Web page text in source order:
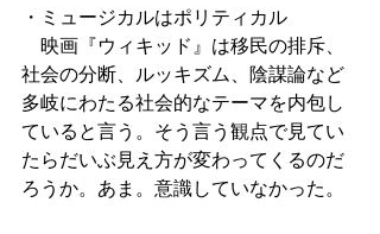
・ミュージカルはポリティカル
映画『ウィキッド』は移民の排斥、
社会の分断、ルッキズム、陰謀論など
多岐にわたる社会的なテーマを内包し
ていると言う。そう言う観点で見てい
たらだいぶ見え方が変わってくるのだ
ろうか。あま。意識していなかった。